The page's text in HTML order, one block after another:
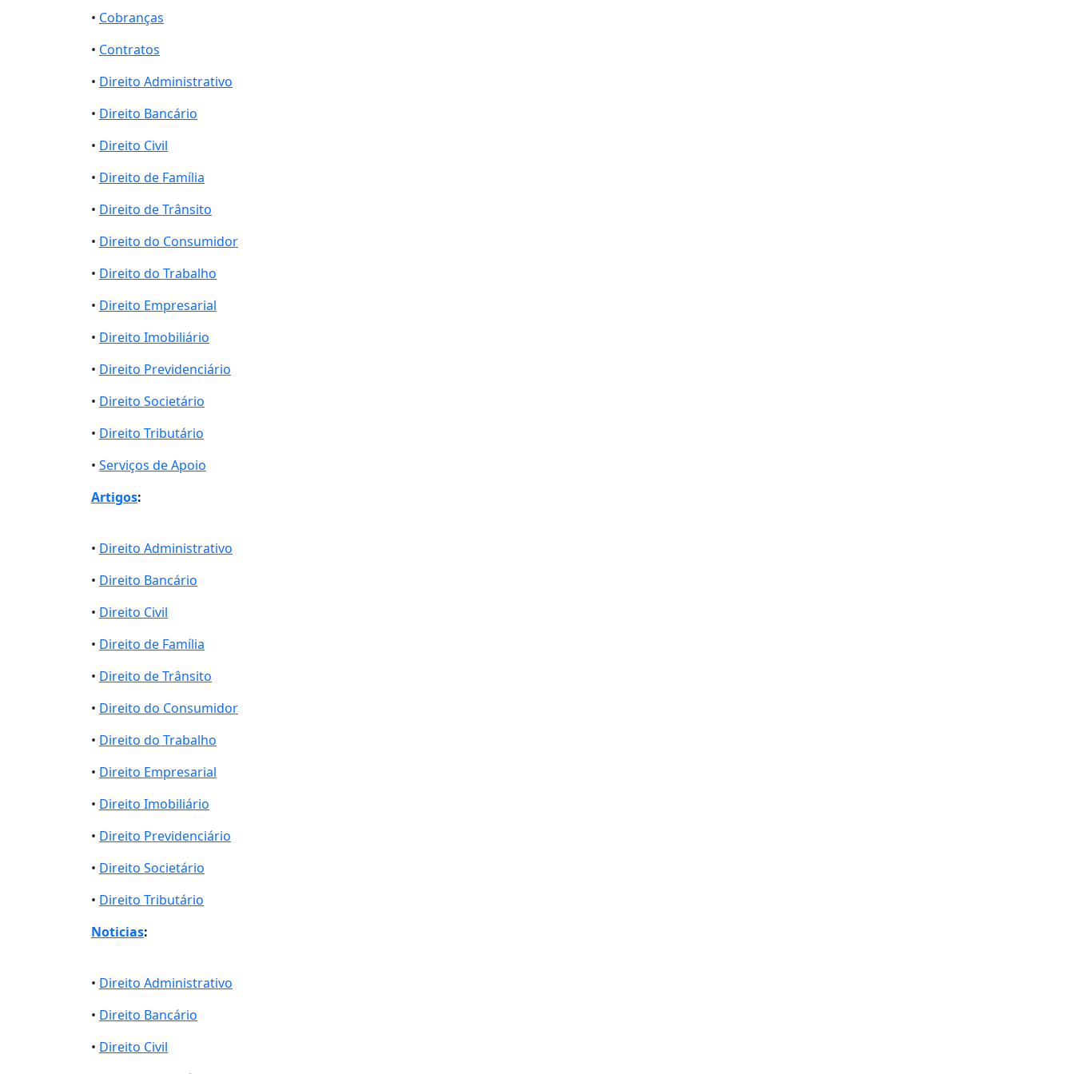
• Cobranças
• Contratos
• Direito Administrativo
• Direito Bancário
• Direito Civil
• Direito de Família
• Direito de Trânsito
• Direito do Consumidor
• Direito do Trabalho
• Direito Empresarial
• Direito Imobiliário
• Direito Previdenciário
• Direito Societário
• Direito Tributário
• Serviços de Apoio
Artigos:
• Direito Administrativo
• Direito Bancário
• Direito Civil
• Direito de Família
• Direito de Trânsito
• Direito do Consumidor
• Direito do Trabalho
• Direito Empresarial
• Direito Imobiliário
• Direito Previdenciário
• Direito Societário
• Direito Tributário
Noticias:
• Direito Administrativo
• Direito Bancário
• Direito Civil